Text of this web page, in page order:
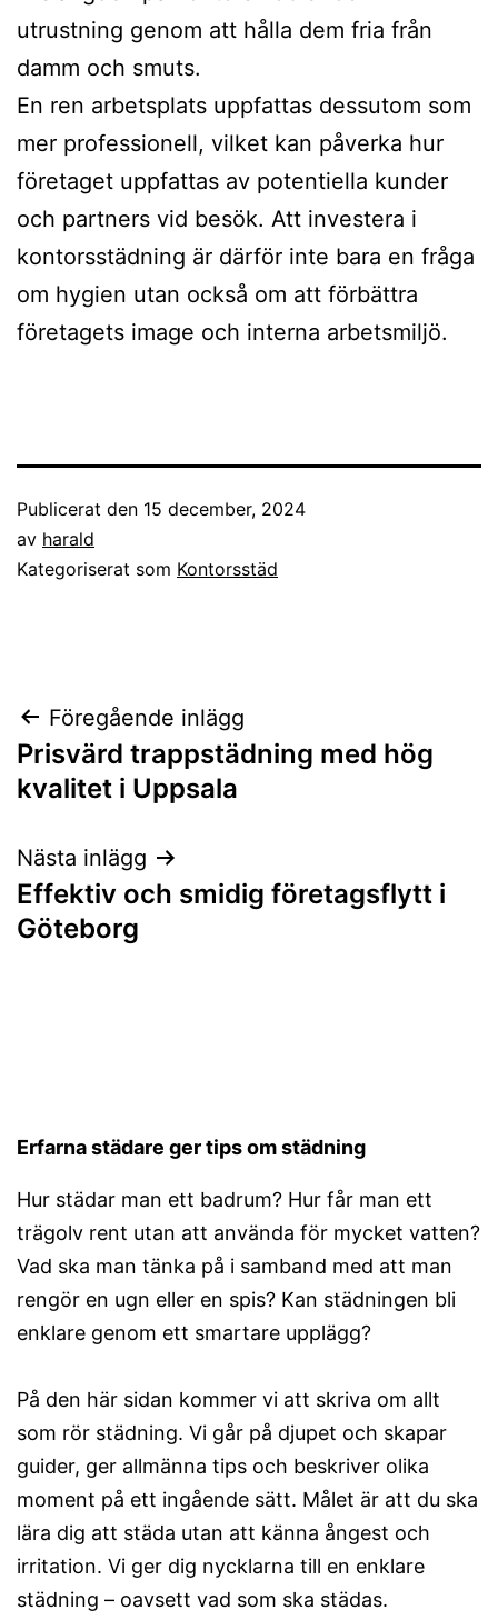
utrustning genom att hålla dem fria från
damm och smuts.
En ren arbetsplats uppfattas dessutom som
mer professionell, vilket kan påverka hur
företaget uppfattas av potentiella kunder
och partners vid besök. Att investera i
kontorsstädning är därför inte bara en fråga
om hygien utan också om att förbättra
företagets image och interna arbetsmiljö.
Publicerat den 15 december, 2024
av harald
Kategoriserat som Kontorsstäd
Inläggsnavigering
Föregående inlägg
Prisvärd trappstädning med hög
kvalitet i Uppsala
Nästa inlägg
Effektiv och smidig företagsflytt i
Göteborg
Erfarna städare ger tips om städning
Hur städar man ett badrum? Hur får man ett
trägolv rent utan att använda för mycket vatten?
Vad ska man tänka på i samband med att man
rengör en ugn eller en spis? Kan städningen bli
enklare genom ett smartare upplägg?
På den här sidan kommer vi att skriva om allt
som rör städning. Vi går på djupet och skapar
guider, ger allmänna tips och beskriver olika
moment på ett ingående sätt. Målet är att du ska
lära dig att städa utan att känna ångest och
irritation. Vi ger dig nycklarna till en enklare
städning – oavsett vad som ska städas.